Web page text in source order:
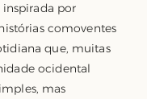
por
comoventes
que, muitas
ocidental
mas